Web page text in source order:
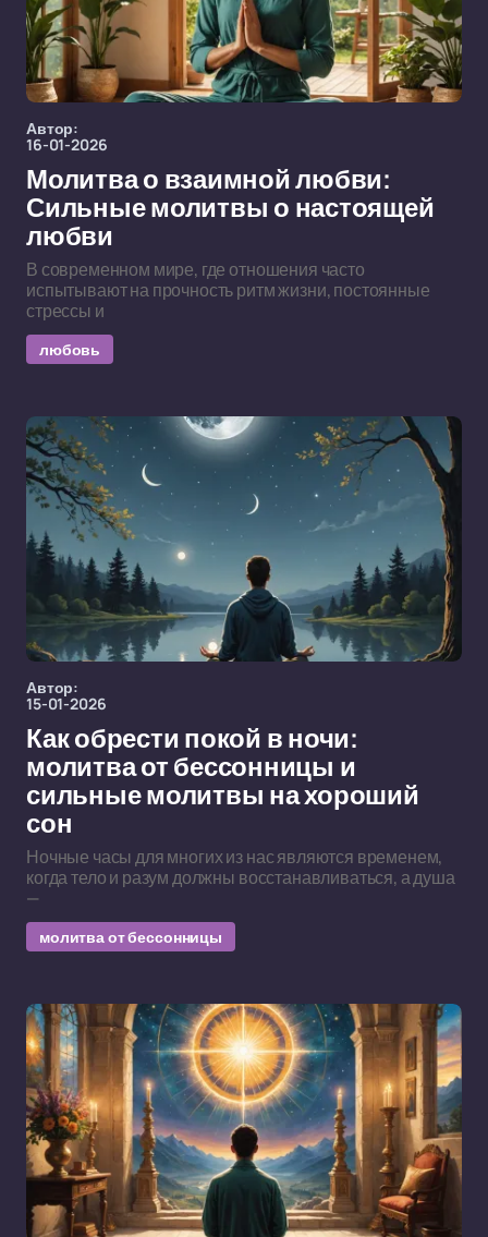
Автор:
16-01-2026
Молитва о взаимной любви:
Сильные молитвы о настоящей
любви
В современном мире, где отношения часто
испытывают на прочность ритм жизни, постоянные
стрессы и
любовь
Автор:
15-01-2026
Как обрести покой в ночи:
молитва от бессонницы и
сильные молитвы на хороший
сон
Ночные часы для многих из нас являются временем,
когда тело и разум должны восстанавливаться, а душа
—
молитва от бессонницы